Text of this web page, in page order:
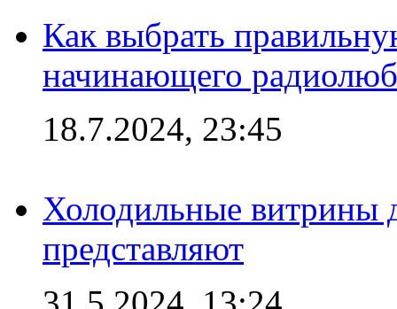
Как выбрать
начинающего
18.7.2024, 23:45
Холодильные витрины
представляют